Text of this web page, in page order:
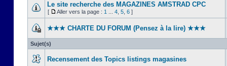
Le site recherche des MAGAZINES AMSTRAD CPC
[ Aller vers la page : 1 4 5 6 ]
★★★ CHARTE DU FORUM (Pensez à la lire) ★★★
Sujet(s)
Recensement des Topics listings magasines